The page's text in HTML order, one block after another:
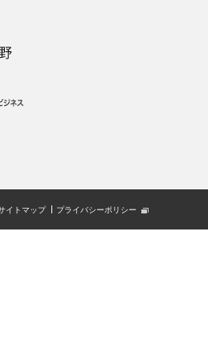
イトマップ プライバシーポリシー